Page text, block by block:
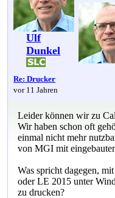
Ulf
Dunkel
Re: Drucker
vor 11 Jahren
Leider können wir zu
Wir haben schon oft
einmal nicht mehr
von MGI mit
Was spricht dagegen,
oder LE 2015 unter
zu drucken?